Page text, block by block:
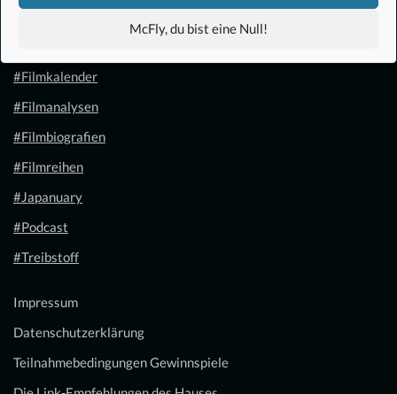
McFly, du bist eine Null!
#Filmkalender
#Filmanalysen
#Filmbiografien
#Filmreihen
#Japanuary
#Podcast
#Treibstoff
Impressum
Datenschutzerklärung
Teilnahmebedingungen Gewinnspiele